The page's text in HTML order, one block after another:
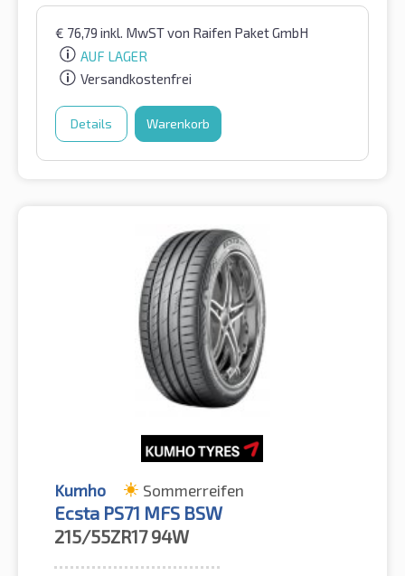
€ 76,79 inkl. MwSTvon Raifen Paket GmbH
AUF LAGER
Versandkostenfrei
Details Warenkorb
Kumho Sommerreifen
Ecsta PS71 MFS BSW
215/55ZR17 94W